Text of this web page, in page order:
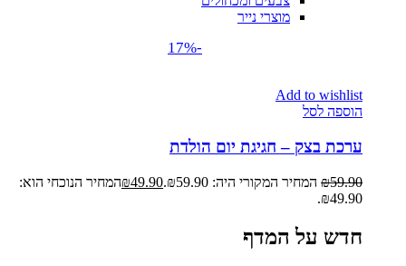
מוצרי נייר
-17%
Add to wishlist
הוספה לסל
ערכת בצק – חגיגת יום הולדת
₪59.90 המחיר המקורי היה: ₪59.90. ₪49.90
המחיר הנוכחי הוא:
₪49.90.
חדש על המדף